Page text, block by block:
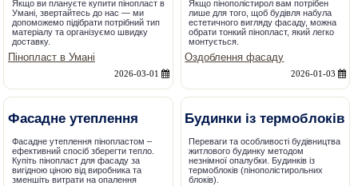
Якщо ви плануєте купити пінопласт в
Умані, звертайтесь до нас — ми
допоможемо підібрати потрібний тип
матеріалу та організуємо швидку
доставку.
Пінопласт в Умані
2026-03-01
Якщо пінополістирол вам потрібен
лише для того, щоб будівля набула
естетичного вигляду фасаду, можна
обрати тонкий пінопласт, який легко
монтується.
Оздоблення фасаду
2026-01-03
Фасадне утеплення
Фасадне утеплення пінопластом –
ефективний спосіб зберегти тепло.
Купіть пінопласт для фасаду за
вигідною ціною від виробника та
зменшіть витрати на опалення
Будинки із термоблоків
Переваги та особливості будівництва
житлового будинку методом
незнімної опалубки. Будинків із
термоблоків (пінополістирольних
блоків).